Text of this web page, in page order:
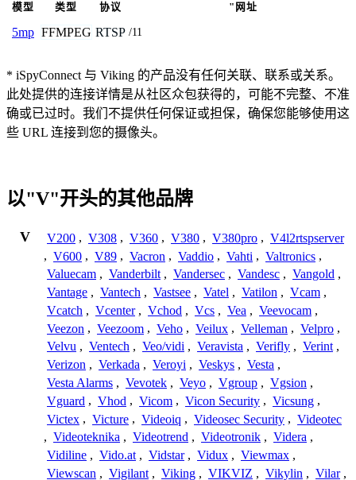
模型 类型 协议 "网址
5mp FFMPEG RTSP /11
* iSpyConnect 与 Viking 的产品没有任何关联、联系或关系。
此处提供的连接详情是从社区众包获得的，可能不完整、不准
确或已过时。我们不提供任何保证或担保，确保您能够使用这
些 URL 连接到您的摄像头。
以"V"开头的其他品牌
V V200 , V308 , V360 , V380 , V380pro , V4l2rtspserver
, V600 , V89 , Vacron , Vaddio , Vahti , Valtronics ,
Valuecam , Vanderbilt , Vandersec , Vandesc , Vangold ,
Vantage , Vantech , Vastsee , Vatel , Vatilon , Vcam ,
Vcatch , Vcenter , Vchod , Vcs , Vea , Veevocam ,
Veezon , Veezoom , Veho , Veilux , Velleman , Velpro ,
Velvu , Ventech , Veo/vidi , Veravista , Verifly , Verint ,
Verizon , Verkada , Veroyi , Veskys , Vesta ,
Vesta Alarms , Vevotek , Veyo , Vgroup , Vgsion ,
Vguard , Vhod , Vicom , Vicon Security , Vicsung ,
Victex , Victure , Videoiq , Videosec Security , Videotec
, Videoteknika , Videotrend , Videotronik , Videra ,
Vidiline , Vido.at , Vidstar , Vidux , Viewmax ,
Viewscan , Vigilant , Viking , VIKVIZ , Vikylin , Vilar ,